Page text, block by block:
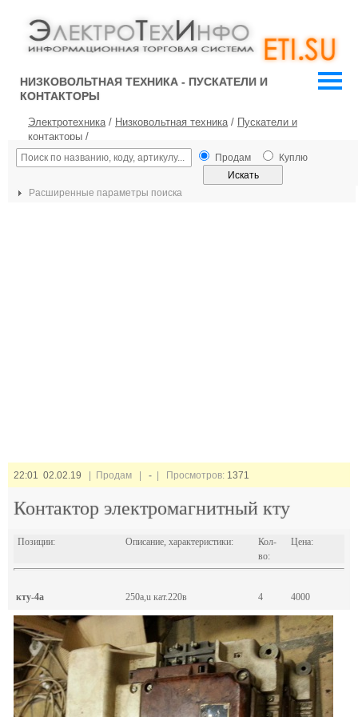
НИЗКОВОЛЬТНАЯ ТЕХНИКА - ПУСКАТЕЛИ И
КОНТАКТОРЫ
Электротехника/ Низковольтная техника/ Пускатели и
контакторы /
Продам Куплю
Расширенные параметры поиска
22:01 02.02.19 | Продам | - | Просмотров: 1371
Контактор электромагнитный кту
Позиции: Описание, характеристики:
Кол-
во:
Цена:
кту-4а 250а,u кат.220в 4 4000